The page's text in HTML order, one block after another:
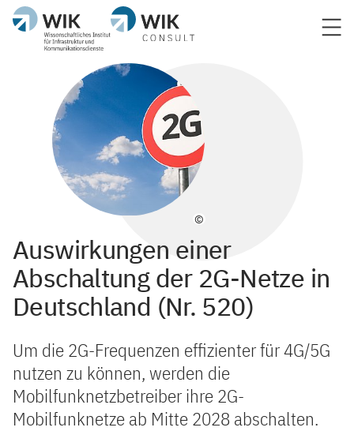
©
Auswirkungen einer
Abschaltung der 2G-Netze in
Deutschland (Nr. 520)
Um die 2G-Frequenzen effizienter für 4G/5G
nutzen zu können, werden die
Mobilfunknetzbetreiber ihre 2G-
Mobilfunknetze ab Mitte 2028 abschalten.